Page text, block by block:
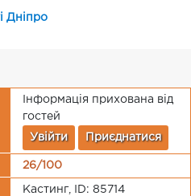
Дніпро
Інформація прихована від
гостей
Увійти Приєднатися
26/100
Кастинг, ID: 85714